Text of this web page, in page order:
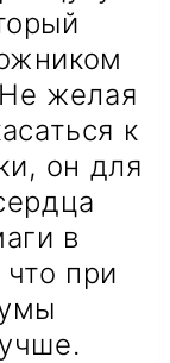
желая
к
он для
в
при